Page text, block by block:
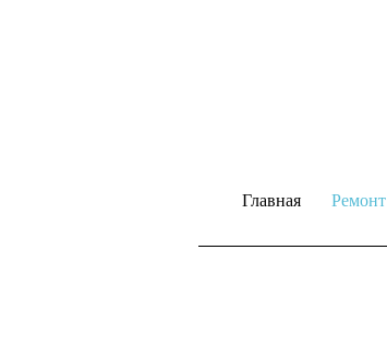
Главная Ремонт